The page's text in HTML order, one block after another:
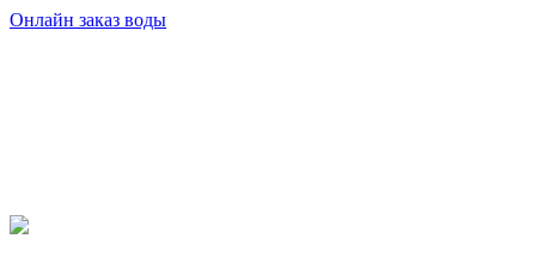
Онлайн заказ воды